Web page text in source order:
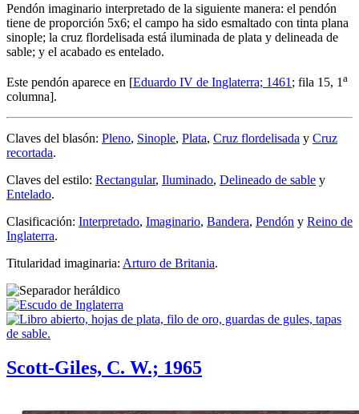
Pendón imaginario interpretado de la siguiente manera: el pendón
tiene de proporción 5x6; el campo ha sido esmaltado con tinta plana
sinople; la cruz flordelisada está iluminada de plata y delineada de
sable; y el acabado es entelado.
Este pendón aparece en [Eduardo IV de Inglaterra; 1461 ; fila 15, 1 a
columna].
Claves del blasón: Pleno, Sinople, Plata, Cruz flordelisada y Cruz
recortada.
Claves del estilo: Rectangular, Iluminado, Delineado de sable y
Entelado.
Clasificación: Interpretado, Imaginario, Bandera, Pendón y Reino de
Inglaterra.
Titularidad imaginaria: Arturo de Britania.
Scott-Giles, C. W.; 1965